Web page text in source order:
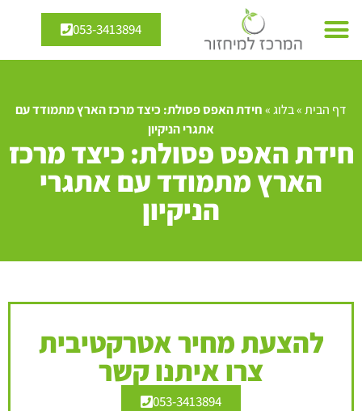
053-3413894
דף הבית»בלוג»חידת האפס פסולת: כיצד מרכז הארץ מתמודד עם
אתגרי הניקיון
חידת האפס פסולת: כיצד מרכז
הארץ מתמודד עם אתגרי
הניקיון
להצעת מחיר אטרקטיבית
צרו איתנו קשר
053-3413894